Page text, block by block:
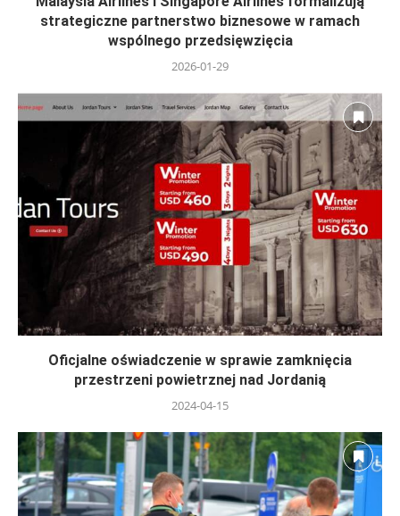
strategiczne partnerstwo biznesowe w ramach
wspólnego przedsięwzięcia
2026-01-29
Oficjalne oświadczenie w sprawie zamknięcia
przestrzeni powietrznej nad Jordanią
2024-04-15